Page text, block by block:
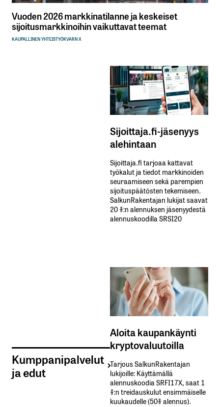
Vuoden 2026 markkinatilanne ja keskeiset
sijoitusmarkkinoihin vaikuttavat teemat
KAUPALLINEN YHTEISTYÖKVARN X
Kumppanipalvelut
ja edut
Sijoittaja.fi-jäsenyys
alehintaan
Sijoittaja.fi tarjoaa kattavat
työkalut ja tiedot markkinoiden
seuraamiseen sekä parempien
sijoituspäätösten tekemiseen.
SalkunRakentajan lukijat saavat
20 %:n alennuksen jäsenyydestä
alennuskoodilla SRSI20
Aloita kaupankäynti
kryptovaluutoilla
Tarjous SalkunRakentajan
lukijoille: Käyttämällä​ ​
alennuskoodia​ ​SRFI17X,​ ​saat​ ​1
%:n treidauskulut​ ​ensimmäiselle​ ​
kuukaudelle​ ​(50%​ ​alennus).